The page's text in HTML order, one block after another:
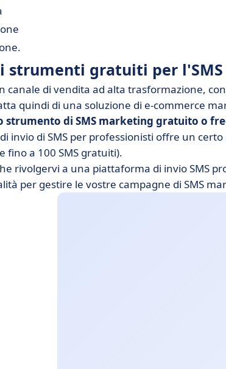
strumenti gratuiti per
canale di vendita ad alta trasformazione, con
quindi di una soluzione di e-commerce
strumento di SMS marketing gratuito o
invio di SMS per professionisti offre un
fino a 100 SMS gratuiti).
rivolgervi a una piattaforma di invio SMS
per gestire le vostre campagne di SMS